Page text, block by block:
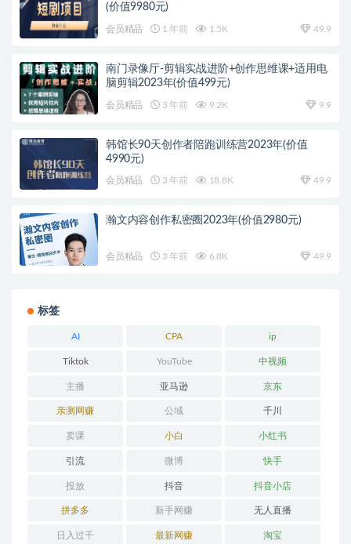
(价值9980元)
会员精品 1 年前 1.5K 49.9
南门录像厅-剪辑实战进阶+创作思维课+适用电
脑剪辑2023年(价值499元)
会员精品 3 年前 9.2K 9.9
韩馆长90天创作者陪跑训练营2023年(价值
4990元)
会员精品 3 年前 18.8K 49.9
瀚文内容创作私密圈2023年(价值2980元)
会员精品 3 年前 6.8K 49.9
标签
AI CPA ip
Tiktok YouTube 中视频
主播 亚马逊 京东
亲测网赚 公域 千川
卖课 小白 小红书
引流 微博 快手
投放 抖音 抖音小店
拼多多 新手网赚 无人直播
日入过千 最新网赚 淘宝